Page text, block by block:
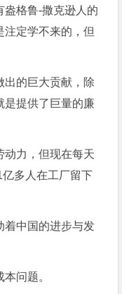
盎格鲁-撒克逊人的
注定学不来的，但
出的巨大贡献，除
是提供了巨量的廉
动力，但现在每天
多人在工厂留下
着中国的进步与发
问题。